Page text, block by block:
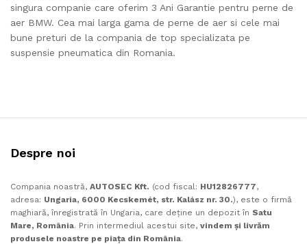
singura companie care oferim 3 Ani Garantie pentru perne de
aer BMW. Cea mai larga gama de perne de aer si cele mai
bune preturi de la compania de top specializata pe
suspensie pneumatica din Romania.
Despre noi
Compania noastră, AUTOSEC Kft. (cod fiscal: HU12826777,
adresa: Ungaria, 6000 Kecskemét, str. Kalász nr. 30.), este o firmă
maghiară, înregistrată în Ungaria, care deține un depozit în Satu
Mare, România. Prin intermediul acestui site, vindem și livrăm
produsele noastre pe piața din România.